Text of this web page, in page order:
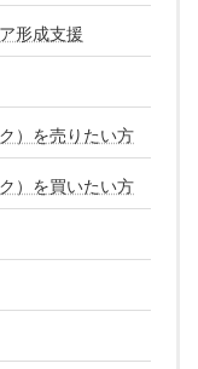
形成支援
）を売りたい方
）を買いたい方